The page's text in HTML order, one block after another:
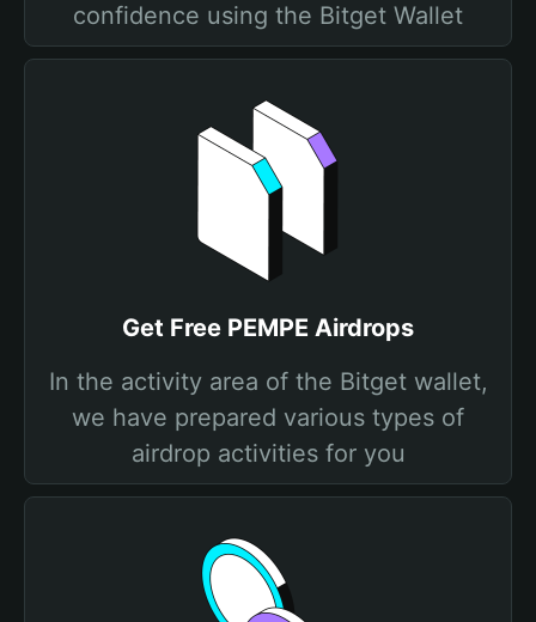
confidence using the Bitget Wallet
Get Free PEMPE Airdrops
In the activity area of the Bitget wallet,
we have prepared various types of
airdrop activities for you